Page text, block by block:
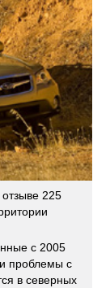
225
с 2005
проблемы с
в северных